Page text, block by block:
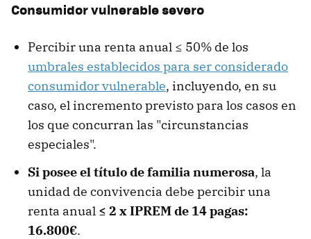
Consumidor vulnerable severo
Percibir una renta anual ≤ 50% de los
umbrales establecidos para ser considerado
consumidor vulnerable, incluyendo, en su
caso, el incremento previsto para los casos en
los que concurran las "circunstancias
especiales".
Si posee el título de familia numerosa, la
unidad de convivencia debe percibir una
renta anual ≤ 2 x IPREM de 14 pagas:
16.800€.